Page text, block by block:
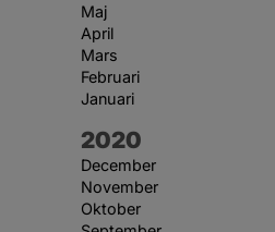
Maj
April
Mars
Februari
Januari
År:
2020
December
November
Oktober